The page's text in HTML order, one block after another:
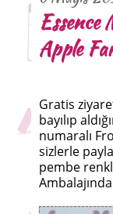
Essence
Apple
Gratis
bayılıp
numaralı
sizlerle
pembe